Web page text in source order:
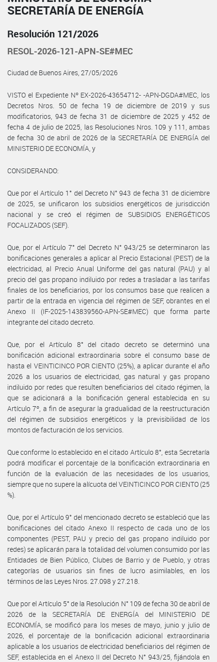
SECRETARÍA DE ENERGÍA
Resolución 121/2026
RESOL-2026-121-APN-SE#MEC
Ciudad de Buenos Aires, 27/05/2026
VISTO el Expediente Nº EX-2026-43654712- -APN-DGDA#MEC, los
Decretos Nros. 50 de fecha 19 de diciembre de 2019 y sus
modificatorios, 943 de fecha 31 de diciembre de 2025 y 452 de
fecha 4 de julio de 2025, las Resoluciones Nros. 109 y 111, ambas
de fecha 30 de abril de 2026 de la SECRETARÍA DE ENERGÍA del
MINISTERIO DE ECONOMÍA, y
CONSIDERANDO:
Que por el Artículo 1° del Decreto N° 943 de fecha 31 de diciembre
de 2025, se unificaron los subsidios energéticos de jurisdicción
nacional y se creó el régimen de SUBSIDIOS ENERGÉTICOS
FOCALIZADOS (SEF).
Que, por el Artículo 7° del Decreto N° 943/25 se determinaron las
bonificaciones generales a aplicar al Precio Estacional (PEST) de la
electricidad, al Precio Anual Uniforme del gas natural (PAU) y al
precio del gas propano indiluido por redes a trasladar a las tarifas
finales de los beneficiarios, por los consumos base que realicen a
partir de la entrada en vigencia del régimen de SEF, obrantes en el
Anexo II (IF-2025-143839560-APN-SE#MEC) que forma parte
integrante del citado decreto.
Que, por el Artículo 8° del citado decreto se determinó una
bonificación adicional extraordinaria sobre el consumo base de
hasta el VEINTICINCO POR CIENTO (25%), a aplicar durante el año
2026 a los usuarios de electricidad, gas natural y gas propano
indiluido por redes que resulten beneficiarios del citado régimen, la
que se adicionará a la bonificación general establecida en su
Artículo 7º, a fin de asegurar la gradualidad de la reestructuración
del régimen de subsidios energéticos y la previsibilidad de los
montos de facturación de los servicios.
Que conforme lo establecido en el citado Artículo 8°, esta Secretaría
podrá modificar el porcentaje de la bonificación extraordinaria en
función de la evaluación de las necesidades de los usuarios,
siempre que no supere la alícuota del VEINTICINCO POR CIENTO (25
%).
Que, por el Artículo 9° del mencionado decreto se estableció que las
bonificaciones del citado Anexo II respecto de cada uno de los
componentes (PEST, PAU y precio del gas propano indiluido por
redes) se aplicarán para la totalidad del volumen consumido por las
Entidades de Bien Público, Clubes de Barrio y de Pueblo, y otras
categorías de usuarios sin fines de lucro asimilables, en los
términos de las Leyes Nros. 27.098 y 27.218.
Que por el Artículo 5° de la Resolución N° 109 de fecha 30 de abril de
2026 de la SECRETARÍA DE ENERGÍA del MINISTERIO DE
ECONOMÍA, se modificó para los meses de mayo, junio y julio de
2026, el porcentaje de la bonificación adicional extraordinaria
aplicable a los usuarios de electricidad beneficiarios del régimen de
SEF, establecida en el Anexo II del Decreto N° 943/25, fijándola en